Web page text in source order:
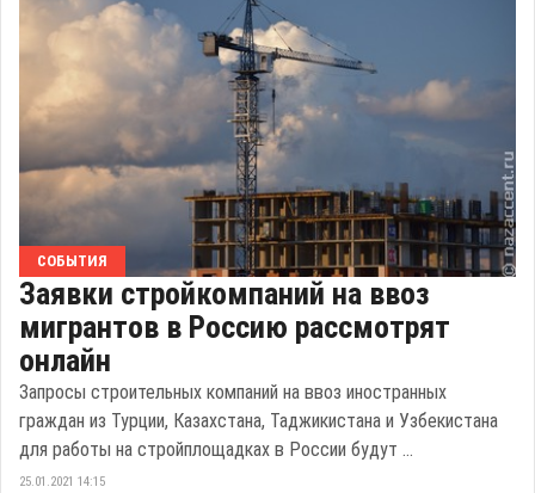
СОБЫТИЯ
Заявки стройкомпаний на ввоз
мигрантов в Россию рассмотрят
онлайн
Запросы строительных компаний на ввоз иностранных
граждан из Турции, Казахстана, Таджикистана и Узбекистана
для работы на стройплощадках в России будут ...
25.01.2021 14:15